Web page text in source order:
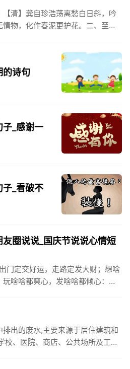
清】龚自珍浩荡离愁白日斜，吟
物，化作春泥更护花。二、至今
的诗句
_感谢一
_看破不
圈说说_国庆节说说心情短
门定交好运，走路定发大财；想啥
啥啥都爽心，发啥啥都倾心：祝
出的废水,主要来源于居住建筑和
校、医院、商店、公共场所及工业